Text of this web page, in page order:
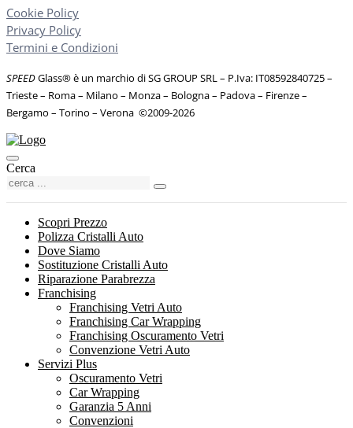
Cookie Policy
Privacy Policy
Termini e Condizioni
SPEEDGlass® è un marchio di SG GROUP SRL – P.Iva: IT08592840725–
Trieste – Roma – Milano – Monza – Bologna – Padova – Firenze –
Bergamo – Torino – Verona ©2009-2026
Cerca
Scopri Prezzo
Polizza Cristalli Auto
Dove Siamo
Sostituzione Cristalli Auto
Riparazione Parabrezza
Franchising
Franchising Vetri Auto
Franchising Car Wrapping
Franchising Oscuramento Vetri
Convenzione Vetri Auto
Servizi Plus
Oscuramento Vetri
Car Wrapping
Garanzia 5 Anni
Convenzioni